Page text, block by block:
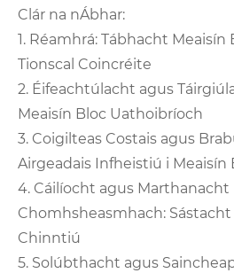
Clár na nÁbhar:
1. Réamhrá: Tábhacht
Tionscal Coincréite
2. Éifeachtúlacht agus
Meaisín Bloc Uathoibríoch
3. Coigilteas Costais agus
Airgeadais Infheistiú i Meaisín
4. Cáilíocht agus Marthanacht
Chomhsheasmhach:
Chinntiú
5. Solúbthacht agus